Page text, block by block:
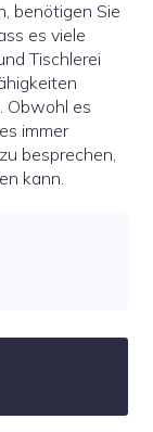
benötigen Sie
es viele
Tischlerei
Obwohl es
immer
besprechen,
kann.